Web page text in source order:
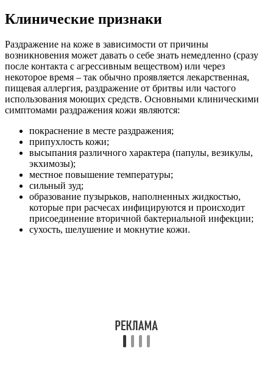
Клинические признаки
Раздражение на коже в зависимости от причины
возникновения может давать о себе знать немедленно (сразу
после контакта с агрессивным веществом) или через
некоторое время – так обычно проявляется лекарственная,
пищевая аллергия, раздражение от бритвы или частого
использования моющих средств. Основными клиническими
симптомами раздражения кожи являются:
покраснение в месте раздражения;
припухлость кожи;
высыпания различного характера (папулы, везикулы,
экхимозы);
местное повышение температуры;
сильный зуд;
образование пузырьков, наполненных жидкостью,
которые при расчесах инфицируются и происходит
присоединение вторичной бактериальной инфекции;
сухость, шелушение и мокнутие кожи.